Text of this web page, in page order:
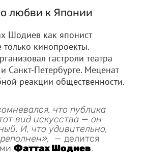
любви к Японии
Шодиев как японист
кинопроекты.
гастроли театра
Санкт-Петербурге. Меценат
реакции общественности.
что публика
вид искусства — он
И, что удивительно,
— делится
Фаттах Шодиев.